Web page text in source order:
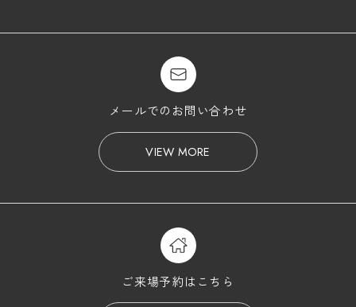
メールでのお問い合わせ
VIEW MORE
ご来場予約はこちら